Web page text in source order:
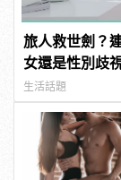
旅人救世劍？
女還是性別歧
生活話題